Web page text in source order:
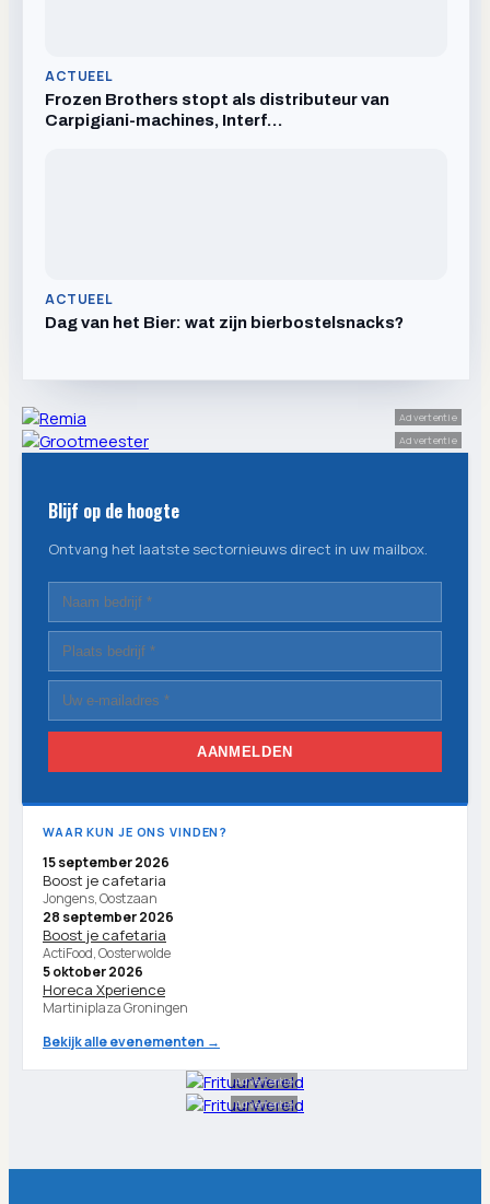
ACTUEEL
Frozen Brothers stopt als distributeur van
Carpigiani-machines, Interf…
ACTUEEL
Dag van het Bier: wat zijn bierbostelsnacks?
Advertentie
Advertentie
Blijf op de hoogte
Ontvang het laatste sectornieuws direct in uw mailbox.
AANMELDEN
WAAR KUN JE ONS VINDEN?
15 september 2026
Boost je cafetaria
Jongens, Oostzaan
28 september 2026
Boost je cafetaria
ActiFood, Oosterwolde
5 oktober 2026
Horeca Xperience
Martiniplaza Groningen
Bekijk alle evenementen →
Advertentie
Advertentie